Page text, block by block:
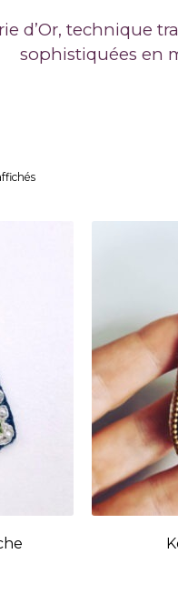
d’Or, technique
sophistiquées en
Trié